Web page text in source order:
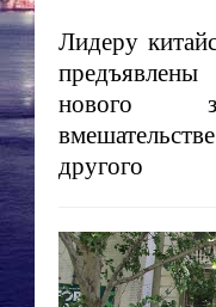
Лидеру
нового
другого